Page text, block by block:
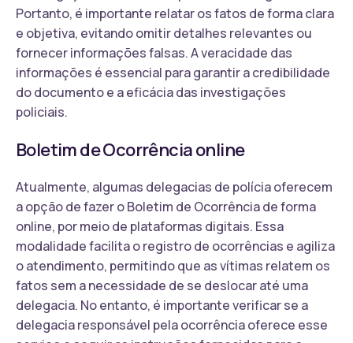
Portanto, é importante relatar os fatos de forma clara
e objetiva, evitando omitir detalhes relevantes ou
fornecer informações falsas. A veracidade das
informações é essencial para garantir a credibilidade
do documento e a eficácia das investigações
policiais.
Boletim de Ocorrência online
Atualmente, algumas delegacias de polícia oferecem
a opção de fazer o Boletim de Ocorrência de forma
online, por meio de plataformas digitais. Essa
modalidade facilita o registro de ocorrências e agiliza
o atendimento, permitindo que as vítimas relatem os
fatos sem a necessidade de se deslocar até uma
delegacia. No entanto, é importante verificar se a
delegacia responsável pela ocorrência oferece esse